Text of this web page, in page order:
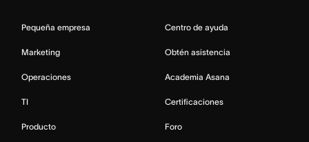
Pequeña empresa
Marketing
Operaciones
TI
Producto
Centro de ayuda
Obtén asistencia
Academia Asana
Certificaciones
Foro